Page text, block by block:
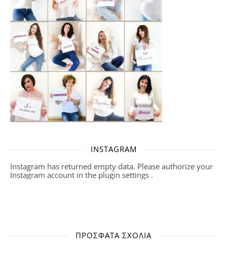
INSTAGRAM
Instagram has returned empty data. Please authorize your
Instagram account in the plugin settings .
ΠΡΌΣΦΑΤΑ ΣΧΌΛΙΑ